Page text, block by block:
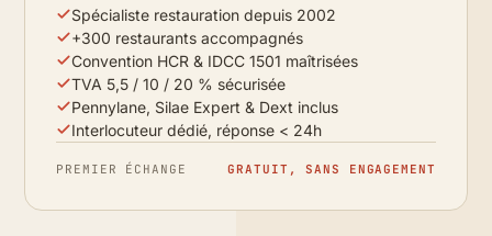
Spécialiste restauration depuis 2002
+300 restaurants accompagnés
Convention HCR & IDCC 1501 maîtrisées
TVA 5,5 / 10 / 20 % sécurisée
Pennylane, Silae Expert & Dext inclus
Interlocuteur dédié, réponse < 24h
PREMIER ÉCHANGE GRATUIT, SANS ENGAGEMENT